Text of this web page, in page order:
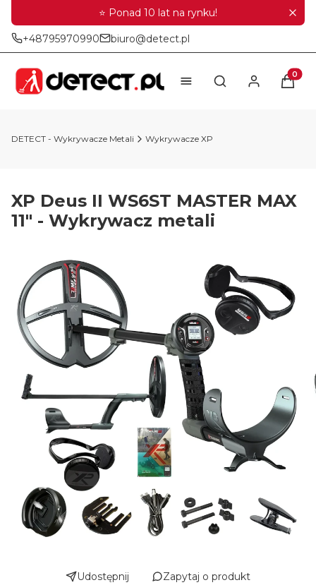
⭐ Ponad 10 lat na rynku!
+48795970990 biuro@detect.pl
Otwórz
DETECT - Wykrywacze Metali Wykrywacze XP
XP Deus II WS6ST MASTER MAX
11" - Wykrywacz metali
Udostępnij Zapytaj o produkt